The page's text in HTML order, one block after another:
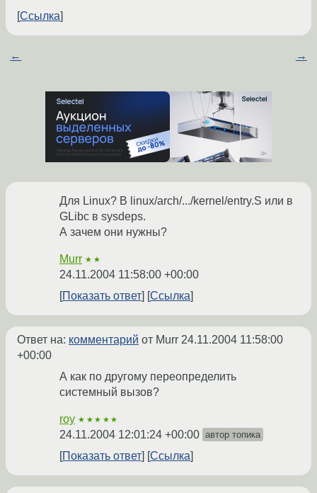
Ссылка
← →
Для Linux? В linux/arch/.../kernel/entry.S или в
GLibc в sysdeps.
А зачем они нужны?
Murr ★★
24.11.2004 11:58:00 +00:00
Показать ответ
Ссылка
Ответ на: комментарий от Murr 24.11.2004 11:58:00
+00:00
А как по другому переопределить
системный вызов?
roy ★★★★★
24.11.2004 12:01:24 +00:00 автор топика
Показать ответ Ссылка